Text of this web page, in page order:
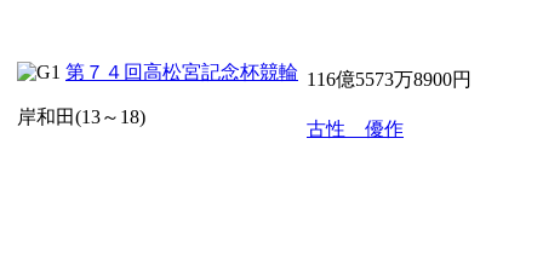
第７４回高松宮記念杯競輪
岸和田(13～18)
116億5573万8900円
古性 優作